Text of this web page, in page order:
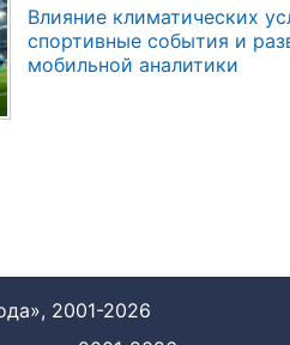
Влияние климатических
спортивные события и
мобильной аналитики
2001-2026